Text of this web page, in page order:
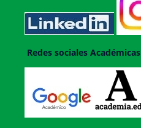
Redes sociales Académicas